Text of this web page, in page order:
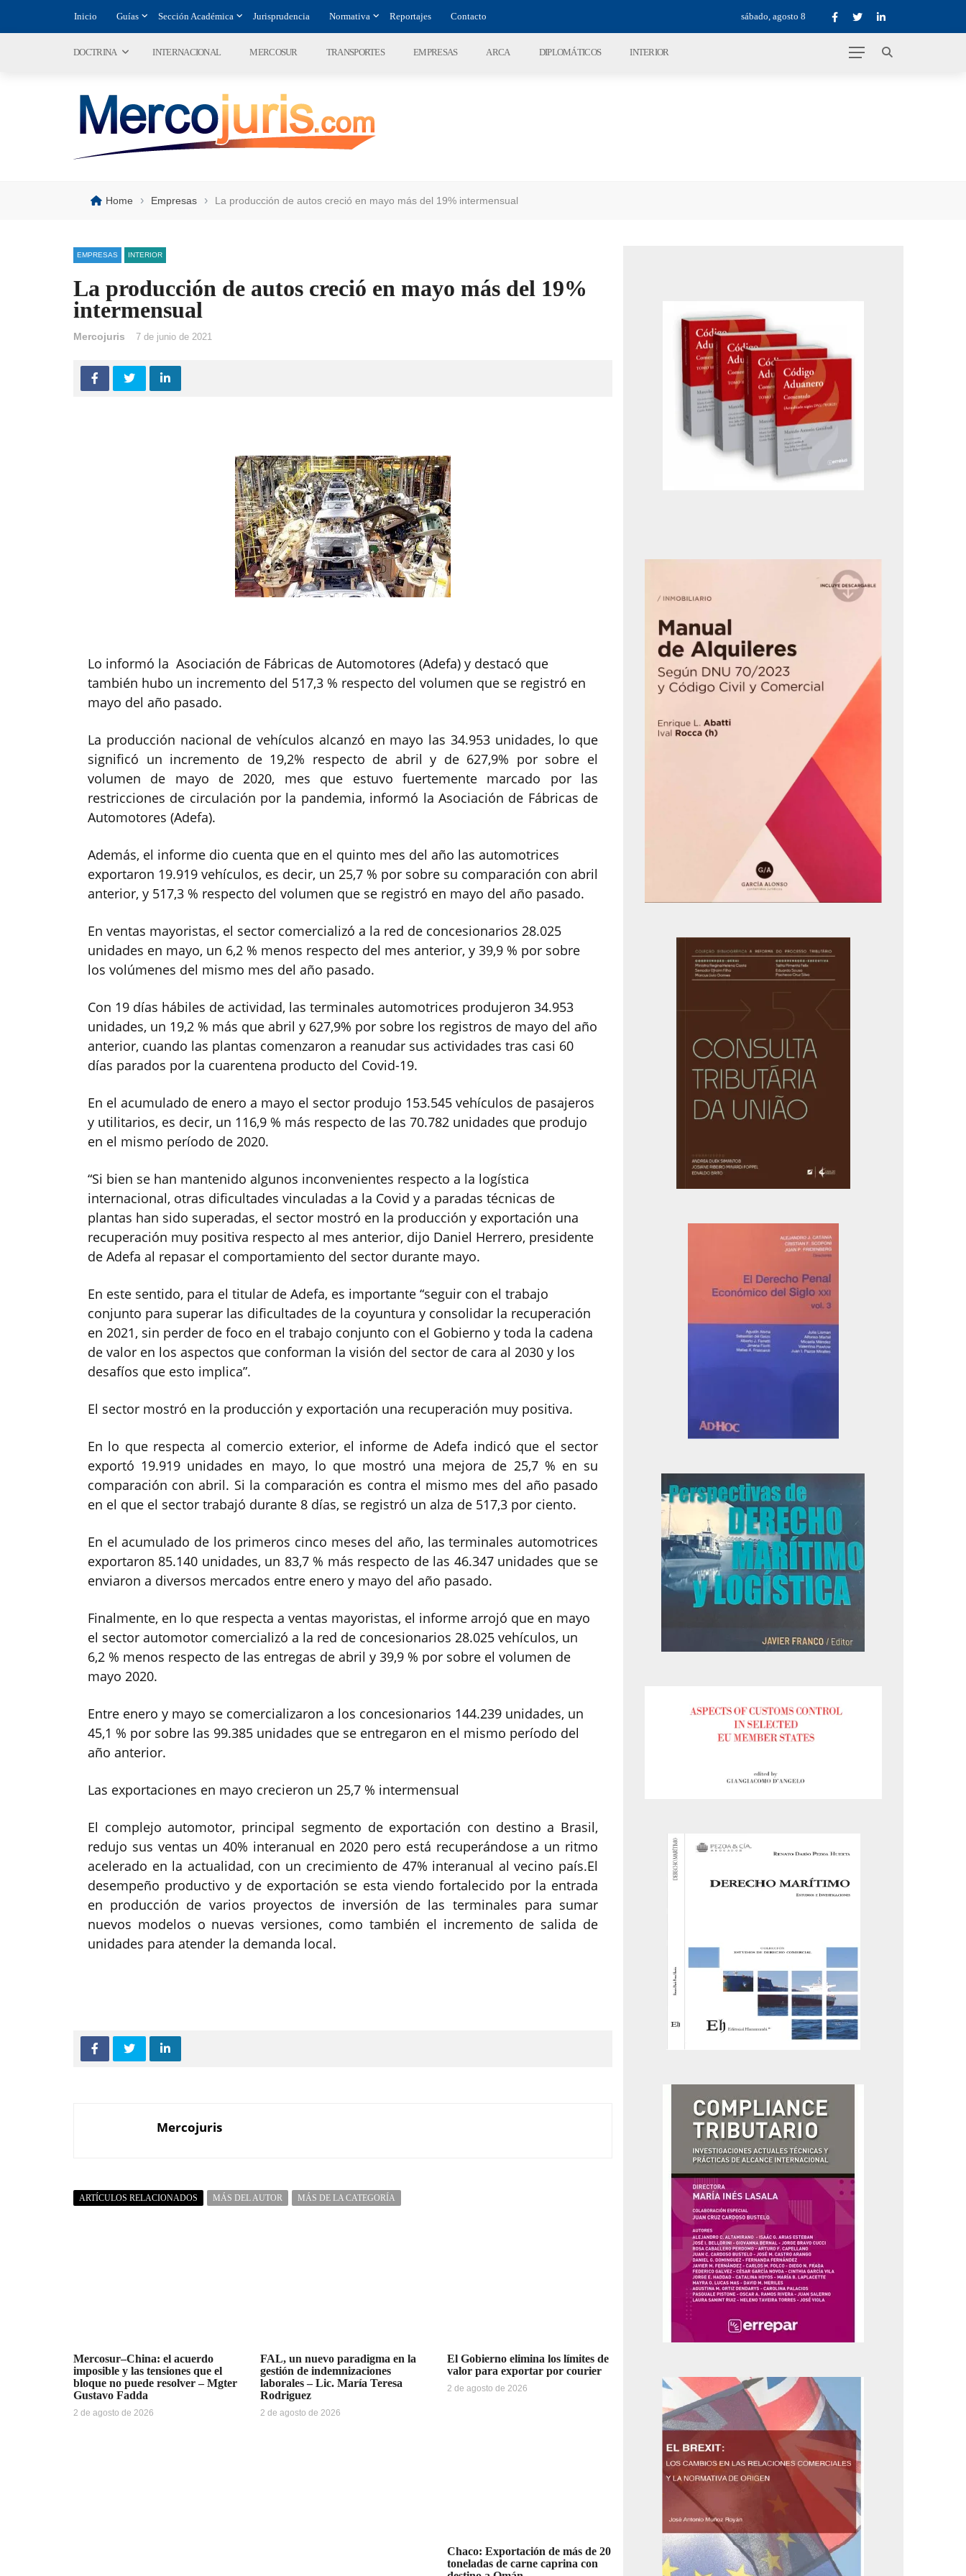
Inicio Guías Sección Académica Jurisprudencia Normativa Reportajes Contacto sábado, agosto 8
DOCTRINA INTERNACIONAL MERCOSUR TRANSPORTES EMPRESAS ARCA DIPLOMÁTICOS INTERIOR
Home › Empresas › La producción de autos creció en mayo más del 19% intermensual
EMPRESAS INTERIOR
La producción de autos creció en mayo más del 19%
intermensual
Mercojuris 7 de junio de 2021
Lo informó la Asociación de Fábricas de Automotores (Adefa) y destacó que
también hubo un incremento del 517,3 % respecto del volumen que se registró en
mayo del año pasado.
La producción nacional de vehículos alcanzó en mayo las 34.953 unidades, lo que
significó un incremento de 19,2% respecto de abril y de 627,9% por sobre el
volumen de mayo de 2020, mes que estuvo fuertemente marcado por las
restricciones de circulación por la pandemia, informó la Asociación de Fábricas de
Automotores (Adefa).
Además, el informe dio cuenta que en el quinto mes del año las automotrices
exportaron 19.919 vehículos, es decir, un 25,7 % por sobre su comparación con abril
anterior, y 517,3 % respecto del volumen que se registró en mayo del año pasado.
En ventas mayoristas, el sector comercializó a la red de concesionarios 28.025
unidades en mayo, un 6,2 % menos respecto del mes anterior, y 39,9 % por sobre
los volúmenes del mismo mes del año pasado.
Con 19 días hábiles de actividad, las terminales automotrices produjeron 34.953
unidades, un 19,2 % más que abril y 627,9% por sobre los registros de mayo del año
anterior, cuando las plantas comenzaron a reanudar sus actividades tras casi 60
días parados por la cuarentena producto del Covid-19.
En el acumulado de enero a mayo el sector produjo 153.545 vehículos de pasajeros
y utilitarios, es decir, un 116,9 % más respecto de las 70.782 unidades que produjo
en el mismo período de 2020.
“Si bien se han mantenido algunos inconvenientes respecto a la logística
internacional, otras dificultades vinculadas a la Covid y a paradas técnicas de
plantas han sido superadas, el sector mostró en la producción y exportación una
recuperación muy positiva respecto al mes anterior, dijo Daniel Herrero, presidente
de Adefa al repasar el comportamiento del sector durante mayo.
En este sentido, para el titular de Adefa, es importante “seguir con el trabajo
conjunto para superar las dificultades de la coyuntura y consolidar la recuperación
en 2021, sin perder de foco en el trabajo conjunto con el Gobierno y toda la cadena
de valor en los aspectos que conforman la visión del sector de cara al 2030 y los
desafíos que esto implica”.
El sector mostró en la producción y exportación una recuperación muy positiva.
En lo que respecta al comercio exterior, el informe de Adefa indicó que el sector
exportó 19.919 unidades en mayo, lo que mostró una mejora de 25,7 % en su
comparación con abril. Si la comparación es contra el mismo mes del año pasado
en el que el sector trabajó durante 8 días, se registró un alza de 517,3 por ciento.
En el acumulado de los primeros cinco meses del año, las terminales automotrices
exportaron 85.140 unidades, un 83,7 % más respecto de las 46.347 unidades que se
enviaron a diversos mercados entre enero y mayo del año pasado.
Finalmente, en lo que respecta a ventas mayoristas, el informe arrojó que en mayo
el sector automotor comercializó a la red de concesionarios 28.025 vehículos, un
6,2 % menos respecto de las entregas de abril y 39,9 % por sobre el volumen de
mayo 2020.
Entre enero y mayo se comercializaron a los concesionarios 144.239 unidades, un
45,1 % por sobre las 99.385 unidades que se entregaron en el mismo período del
año anterior.
Las exportaciones en mayo crecieron un 25,7 % intermensual
El complejo automotor, principal segmento de exportación con destino a Brasil,
redujo sus ventas un 40% interanual en 2020 pero está recuperándose a un ritmo
acelerado en la actualidad, con un crecimiento de 47% interanual al vecino país.El
desempeño productivo y de exportación se esta viendo fortalecido por la entrada
en producción de varios proyectos de inversión de las terminales para sumar
nuevos modelos o nuevas versiones, como también el incremento de salida de
unidades para atender la demanda local.
Mercojuris
ARTÍCULOS RELACIONADOS MÁS DEL AUTOR MÁS DE LA CATEGORÍA
Mercosur–China: el acuerdo
imposible y las tensiones que el
bloque no puede resolver – Mgter
Gustavo Fadda
2 de agosto de 2026
FAL, un nuevo paradigma en la
gestión de indemnizaciones
laborales – Lic. María Teresa
Rodriguez
2 de agosto de 2026
El Gobierno elimina los límites de
valor para exportar por courier
2 de agosto de 2026
Chaco: Exportación de más de 20
toneladas de carne caprina con